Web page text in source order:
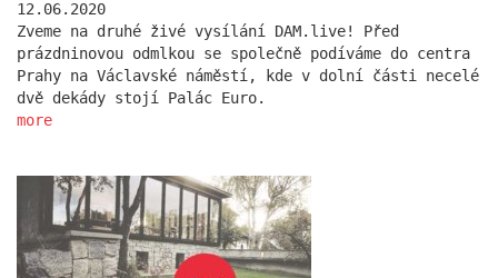
12.06.2020
Zveme na druhé živé vysílání DAM.live! Před
prázdninovou odmlkou se společně podíváme do centra
Prahy na Václavské náměstí, kde v dolní části necelé
dvě dekády stojí Palác Euro.
more